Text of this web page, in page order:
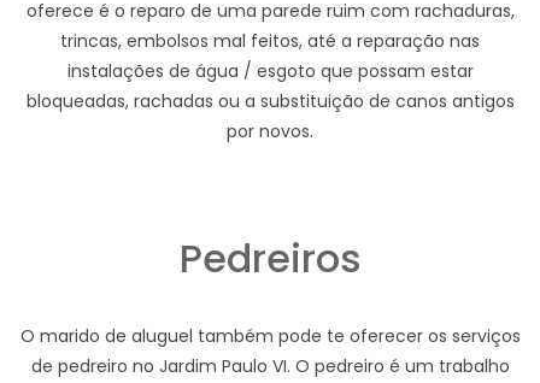
oferece é o reparo de uma parede ruim com rachaduras,
trincas, embolsos mal feitos, até a reparação nas
instalações de água / esgoto que possam estar
bloqueadas, rachadas ou a substituição de canos antigos
por novos.
Pedreiros
O marido de aluguel também pode te oferecer os serviços
de pedreiro no Jardim Paulo VI. O pedreiro é um trabalho